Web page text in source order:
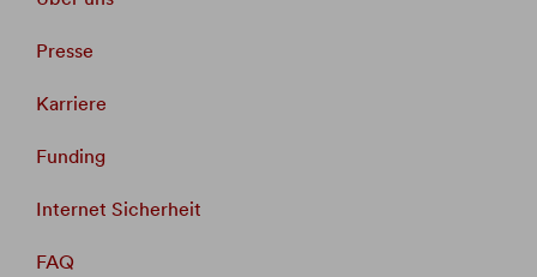
Presse
Karriere
Funding
Internet Sicherheit
FAQ